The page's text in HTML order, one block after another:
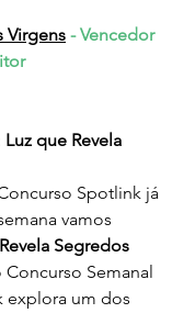
Virgens - Vencedor
Luz que Revela
Spotlink já
vamos
Segredos
Semanal
explora um dos